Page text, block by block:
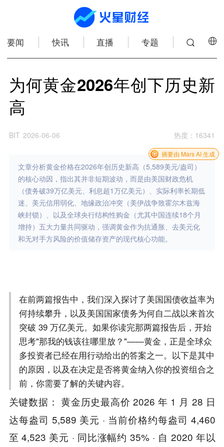
要闻 快讯 直播 专题
为何黄金2026年创下历史新
高
BIT 2026-06-06 热度 ： 16341
文章分析黄金价格在2026年创历史新高（5,589美元/盎司）
的核心动因，指出其并非短期波动，而是由美国财政危机
（债务破39万亿美元、利息超1万亿美元）、实际利率长期低
迷、美元信用弱化、地缘政治冲突（美伊战争致霍尔木兹海
峡封锁）、以及全球央行结构性购金（尤其中国连续18个月
增持）五大力量共同驱动，强调黄金作为抗通胀、去美元化
和无对手方风险的价值储存资产的现代核心功能。
摘要由 Mars AI 生成
在前两篇报告中，我们深入探讨了美国国债收益率为
何持续攀升，以及美国国家债务为何自二战以来首次
突破 39 万亿美元。如果你读完那两篇报告后，开始
思考"那我的钱该往哪里放？"——黄金，正是全球众
多投资者已经在用行动给出的答案之一。以下是其中
的原因，以及在决定是否将黄金纳入你的投资组合之
前，你需要了解的关键内容。
关键数据 ： 黄金历史最高价 2026 年 1 月 28 日
达每盎司 5,589 美元 · 当前价格约每盎司 4,460
至 4,523 美元 · 同比涨幅约 35% · 自 2020 年以